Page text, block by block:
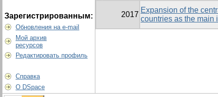
Зарегистрированным:
Обновления на e-mail
Мой архив
ресурсов
Редактировать профиль
Справка
О DSpace
2017
Expansion of the
countries as the main